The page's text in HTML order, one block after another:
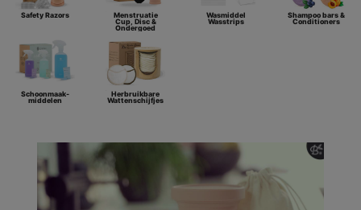
Safety Razors Menstruatie
Cup, Disc &
Ondergoed
Wasmiddel
Wasstrips
Shampoo bars &
Conditioners
Schoonmaak-
middelen
Herbruikbare
Wattenschijfjes